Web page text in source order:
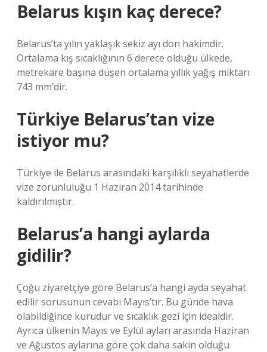
Belarus kışın kaç derece?
Belarus’ta yılın yaklaşık sekiz ayı don hakimdir.
Ortalama kış sıcaklığının 6 derece olduğu ülkede,
metrekare başına düşen ortalama yıllık yağış miktarı
743 mm’dir.
Türkiye Belarus’tan vize
istiyor mu?
Türkiye ile Belarus arasındaki karşılıklı seyahatlerde
vize zorunluluğu 1 Haziran 2014 tarihinde
kaldırılmıştır.
Belarus’a hangi aylarda
gidilir?
Çoğu ziyaretçiye göre Belarus’a hangi ayda seyahat
edilir sorusunun cevabı Mayıs’tır. Bu günde hava
olabildiğince kurudur ve sıcaklık gezi için idealdir.
Ayrıca ülkenin Mayıs ve Eylül ayları arasında Haziran
ve Ağustos aylarına göre çok daha sakin olduğu